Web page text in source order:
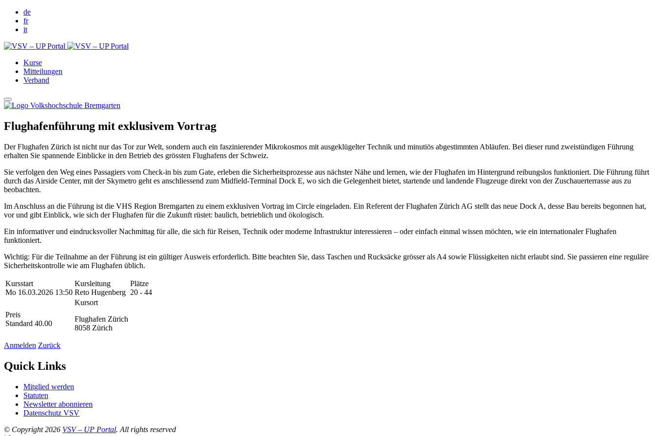
de
fr
it
Kurse
Mitteilungen
Verband
Flughafenführung mit exklusivem Vortrag
Der Flughafen Zürich ist nicht nur das Tor zur Welt, sondern auch ein faszinierender Mikrokosmos mit ausgeklügelter Technik und minutiös abgestimmten Abläufen. Bei dieser rund zweistündigen Führung
erhalten Sie spannende Einblicke in den Betrieb des grössten Flughafens der Schweiz.
Sie verfolgen den Weg eines Passagiers vom Check-in bis zum Gate, erleben die Sicherheitsprozesse aus nächster Nähe und lernen, wie der Flughafen im Hintergrund reibungslos funktioniert. Die Führung führt
durch das Airside Center, mit der Skymetro geht es anschliessend zum Midfield-Terminal Dock E, wo sich die Gelegenheit bietet, startende und landende Flugzeuge direkt von der Zuschauerterrasse aus zu
beobachten.
Im Anschluss an die Führung ist die VHS Region Bremgarten zu einem exklusiven Vortrag im Circle eingeladen. Ein Referent der Flughafen Zürich AG stellt das neue Dock A, desse Bau bereits begonnen hat,
vor und gibt Einblick, wie sich der Flughafen für die Zukunft rüstet: baulich, betrieblich und ökologisch.
Ein informativer und eindrucksvoller Nachmittag für alle, die sich für Reisen, Technik oder moderne Infrastruktur interessieren – oder einfach einmal wissen möchten, wie ein internationaler Flughafen
funktioniert.
Wichtig: Für die Teilnahme an der Führung ist ein gültiger Ausweis erforderlich. Bitte beachten Sie, dass Taschen und Rucksäcke grösser als A4 sowie Flüssigkeiten nicht erlaubt sind. Sie passieren eine reguläre
Sicherheitskontrolle wie am Flughafen üblich.
Kursstart
Mo 16.03.2026 13:50
Kursleitung
Reto Hugenberg
Plätze
20 - 44
Preis
Standard 40.00
Kursort
Flughafen Zürich
8058 Zürich
Anmelden Zurück
Quick Links
Mitglied werden
Statuten
Newsletter abonnieren
Datenschutz VSV
© Copyright 2026 VSV – UP Portal. All rights reserved